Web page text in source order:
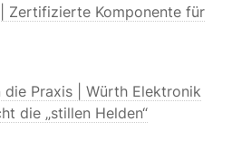
Zertifizierte Komponente für
Praxis | Würth Elektronik
die „stillen Helden“